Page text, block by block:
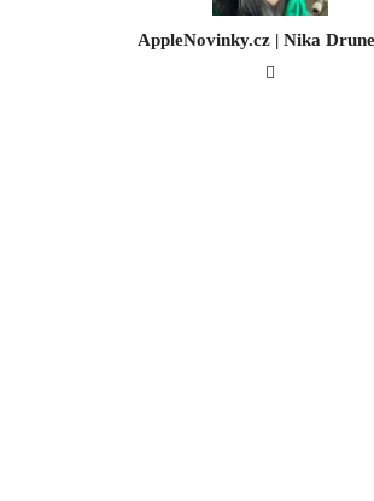
AppleNovinky.cz | Nika